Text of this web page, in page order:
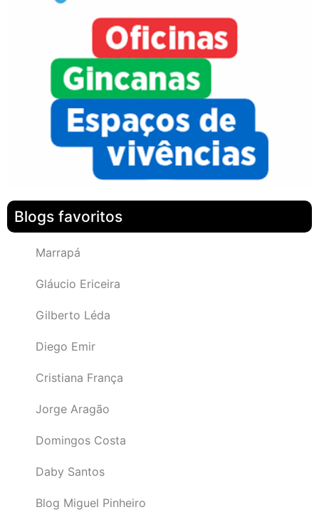
Blogs favoritos
Marrapá
Gláucio Ericeira
Gilberto Léda
Diego Emir
Cristiana França
Jorge Aragão
Domingos Costa
Daby Santos
Blog Miguel Pinheiro